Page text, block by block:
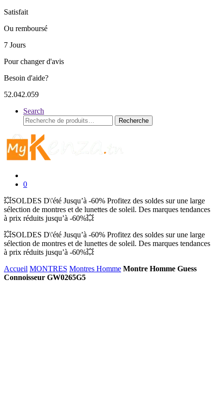
Satisfait
Ou remboursé
7 Jours
Pour changer d'avis
Besoin d'aide?
52.042.059
Search
Recherche
pour :
Recherche
0
💥SOLDES D\'été Jusqu’à -60% Profitez des soldes sur une large
sélection de montres et de lunettes de soleil. Des marques tendances
à prix réduits jusqu’à -60%💥
💥SOLDES D\'été Jusqu’à -60% Profitez des soldes sur une large
sélection de montres et de lunettes de soleil. Des marques tendances
à prix réduits jusqu’à -60%💥
Accueil MONTRES Montres Homme Montre Homme Guess
Connoisseur GW0265G5